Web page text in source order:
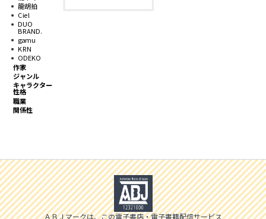
ピュールコミックス
フェアリーキス
Miacomics
BLUEMOON Novels
G-Lish LiKo
少女コミック
ライトノベル
全作品ジャンル一覧へ
会社概要
採用情報
募集情報
PurComics募集情報
ご感想・お問合わせ
龍胡拍
Ciel
DUO
BRAND.
gamu
KRN
ODEKO
作家
ジャンル
キャラクター
性格
職業
関係性
ＡＢＪマークは、この電子書店・電子書籍配信サービス